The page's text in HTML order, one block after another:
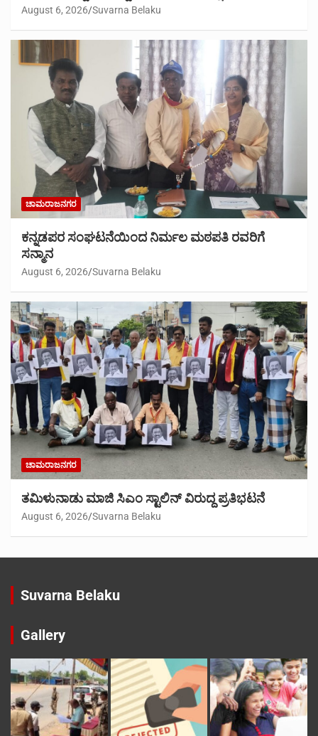
August 6, 2026 Suvarna Belaku
ಚಾಮರಾಜನಗರ
ಕನ್ನಡಪರ ಸಂಘಟನೆಯಿಂದ ನಿರ್ಮಲ ಮಠಪತಿ ರವರಿಗೆ
ಸನ್ಮಾನ
August 6, 2026 Suvarna Belaku
ಚಾಮರಾಜನಗರ
ತಮಿಳುನಾಡು ಮಾಜಿ ಸಿಎಂ ಸ್ಟಾಲಿನ್ ವಿರುದ್ದ ಪ್ರತಿಭಟನೆ
August 6, 2026 Suvarna Belaku
Suvarna Belaku
Gallery